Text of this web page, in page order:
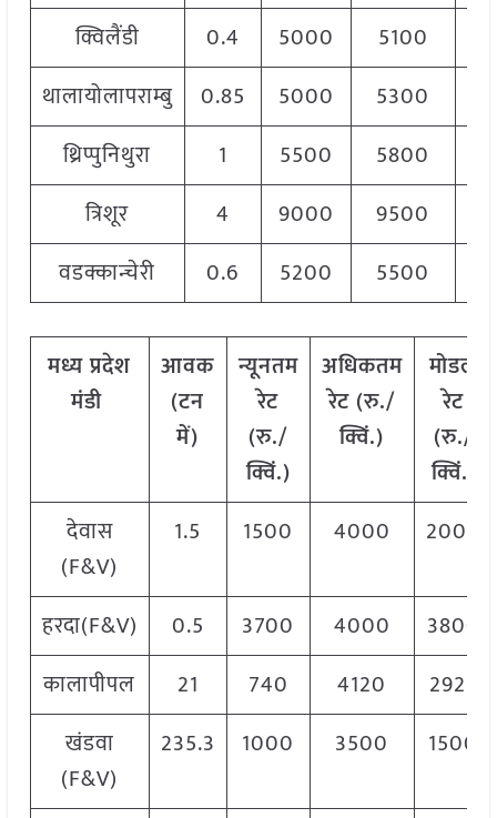
क्विलैंडी
0.4 5000 5100
थालायोलापराम्बु
0.85 5000 5300
थ्रिप्पुनिथुरा
1 5500 5800
त्रिशूर
4 9000 9500
वडक्कान्चेरी
0.6 5200 5500
मध्यप्रदेश
मंडी
आवक
(टन
में)
न्यूनतम
रेट
(रु./
क्विं.)
अधिकतम
रेट (रु./
क्विं.)
मोडल
रेट
(रु./
क्विं.)
देवास
(F&V)
1.5 1500 4000 2000
हरदा(F&V) 0.5 3700 4000
3800
कालापीपल
21 740 4120
2925
खंडवा
(F&V)
235.3 1000 3500 1500